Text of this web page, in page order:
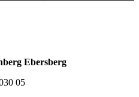
Ebersberg
05